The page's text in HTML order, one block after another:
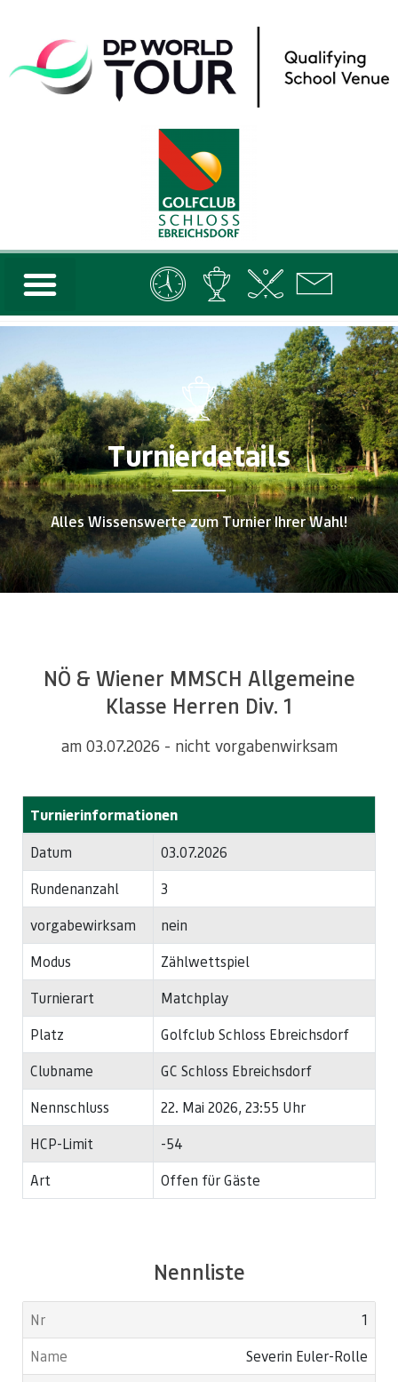
Turnierdetails
Alles Wissenswerte zum Turnier Ihrer Wahl!
NÖ & Wiener MMSCH Allgemeine
Klasse Herren Div. 1
am 03.07.2026 - nicht vorgabenwirksam
Turnierinformationen
Datum
03.07.2026
Rundenanzahl
3
vorgabewirksam
nein
Modus
Zählwettspiel
Turnierart
Matchplay
Platz
Golfclub Schloss Ebreichsdorf
Clubname
GC Schloss Ebreichsdorf
Nennschluss
22. Mai 2026, 23:55 Uhr
HCP-Limit
-54
Art
Offen für Gäste
Nennliste
1
Severin Euler-Rolle